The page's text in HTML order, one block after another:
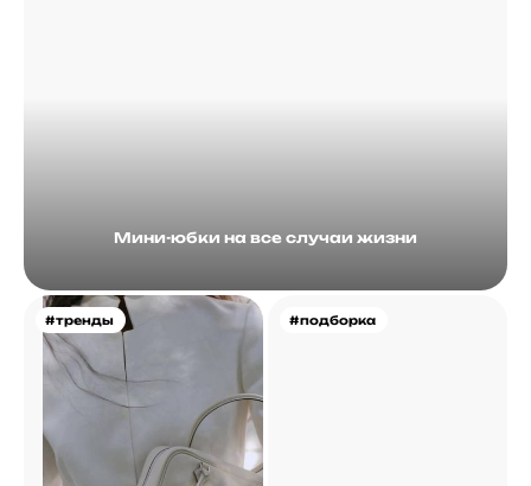
Мини-юбки на все случаи жизни
#тренды #подборка